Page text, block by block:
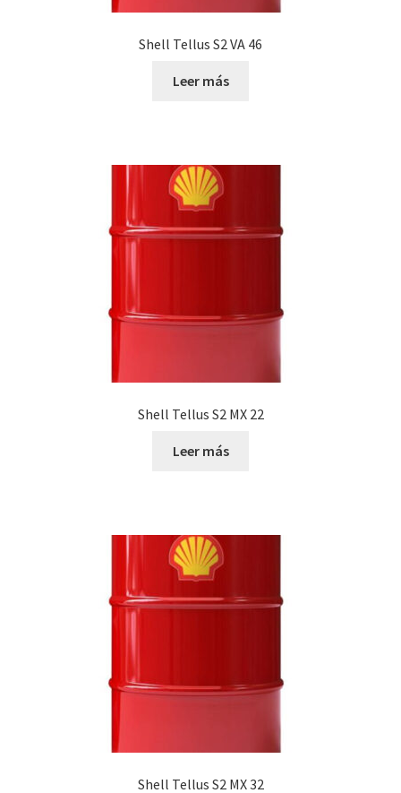
Shell Tellus S2 VA 46
Leer más
Shell Tellus S2 MX 22
Leer más
Shell Tellus S2 MX 32